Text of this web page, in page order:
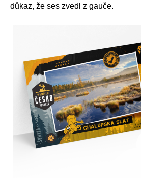
důkaz, že ses zvedl z gauče.